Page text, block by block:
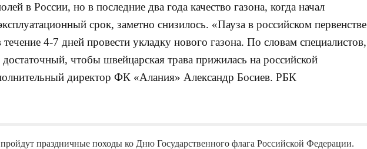
в России, но в последние два года качество газона, когда начал
срок, заметно снизилось. «Пауза в российском первенстве
4-7 дней провести укладку нового газона. По словам специалистов,
чтобы швейцарская трава прижилась на российской
директор ФК «Алания» Александр Босиев. РБК
праздничные походы ко Дню Государственного флага Российской Федерации.